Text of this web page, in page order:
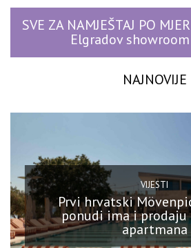
SVE ZA NAMJEŠTAJ PO
Elgradov
NAJNOVIJE
VIJESTI
Prvi hrvatski
ponudi ima i prodaju
apartmana